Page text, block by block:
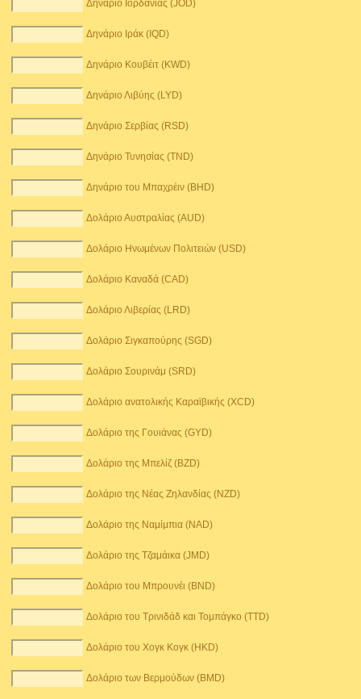
Δηνάριο Ιορδανίας (JOD)
Δηνάριο Ιράκ (IQD)
Δηνάριο Κουβέιτ (KWD)
Δηνάριο Λιβύης (LYD)
Δηνάριο Σερβίας (RSD)
Δηνάριο Τυνησίας (TND)
Δηνάριο του Μπαχρέιν (BHD)
Δολάριο Αυστραλίας (AUD)
Δολάριο Ηνωμένων Πολιτειών (USD)
Δολάριο Καναδά (CAD)
Δολάριο Λιβερίας (LRD)
Δολάριο Σιγκαπούρης (SGD)
Δολάριο Σουρινάμ (SRD)
Δολάριο ανατολικής Καραϊβικής (XCD)
Δολάριο της Γουιάνας (GYD)
Δολάριο της Μπελίζ (BZD)
Δολάριο της Νέας Ζηλανδίας (NZD)
Δολάριο της Ναμίμπια (NAD)
Δολάριο της Τζαμάικα (JMD)
Δολάριο του Μπρουνέι (BND)
Δολάριο του Τρινιδάδ και Τομπάγκο (TTD)
Δολάριο του Χογκ Κογκ (HKD)
Δολάριο των Βερμούδων (BMD)